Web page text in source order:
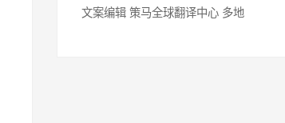
文案编辑 策马全球翻译中心 多地